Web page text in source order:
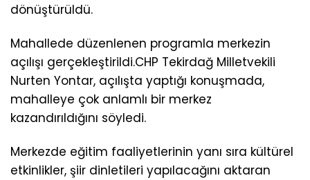
dönüştürüldü.
Mahallede düzenlenen programla merkezin
açılışı gerçekleştirildi.CHP Tekirdağ Milletvekili
Nurten Yontar, açılışta yaptığı konuşmada,
mahalleye çok anlamlı bir merkez
kazandırıldığını söyledi.
Merkezde eğitim faaliyetlerinin yanı sıra kültürel
etkinlikler, şiir dinletileri yapılacağını aktaran